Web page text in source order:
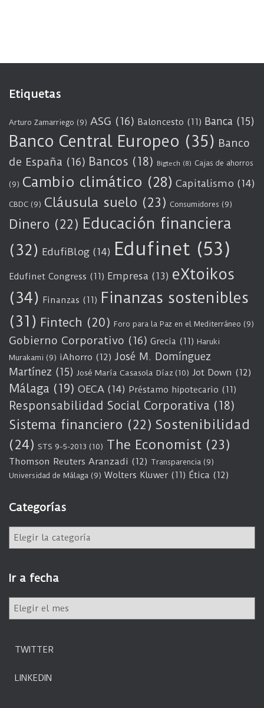
Etiquetas
Arturo Zamarriego (9) ASG (16) Baloncesto (11) Banca (15)
Banco Central Europeo (35) Banco
de España (16) Bancos (18) Bigtech (8) Cajas de ahorros
(9) Cambio climático (28) Capitalismo (14)
CBDC (9) Cláusula suelo (23) Consumidores (9)
Dinero (22) Educación financiera
(32) EdufiBlog (14) Edufinet (53)
Edufinet Congress (11) Empresa (13) eXtoikos
(34) Finanzas (11) Finanzas sostenibles
(31) Fintech (20) Foro para la Paz en el Mediterráneo (9)
Gobierno Corporativo (16) Grecia (11) Haruki
Murakami (9) iAhorro (12) José M. Domínguez
Martínez (15) José María Casasola Díaz (10) Jot Down (12)
Málaga (19) OECA (14) Préstamo hipotecario (11)
Responsabilidad Social Corporativa (18)
Sistema financiero (22) Sostenibilidad
(24) STS 9-5-2013 (10) The Economist (23)
Thomson Reuters Aranzadi (12) Transparencia (9)
Universidad de Málaga (9) Wolters Kluwer (11) Ética (12)
Categorías
e
g
o
í
Ir a fecha
TWITTER
LINKEDIN